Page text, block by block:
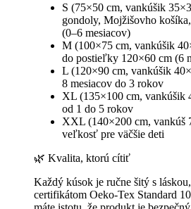
S (75×50 cm, vankúšik
gondoly, Mojžišovho
(0–6 mesiacov)
M (100×75 cm, vankúšik
do postieľky 120×60 cm (6
L (120×90 cm, vankúšik
8 mesiacov do 3 rokov
XL (135×100 cm, vankúšik
od 1 do 5 rokov
XXL (140×200 cm, vankúš
veľkosť pre väčšie deti
🌿 Kvalita, ktorú cítiť
Každý kúsok je ručne šitý s
certifikátom Oeko-Tex Standard